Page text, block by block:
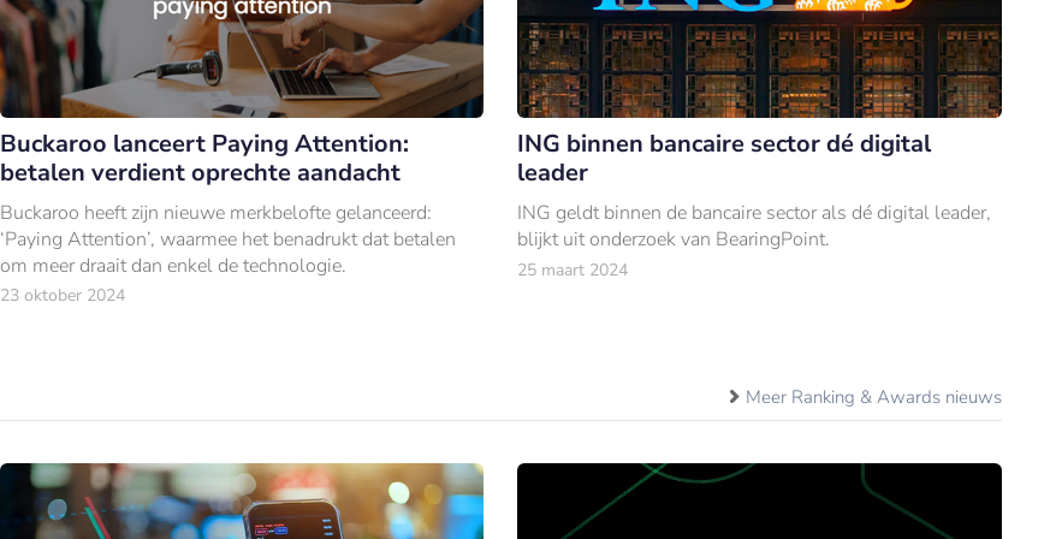
Buckaroo lanceert Paying Attention:
betalen verdient oprechte aandacht
Buckaroo heeft zijn nieuwe merkbelofte gelanceerd:
‘Paying Attention’, waarmee het benadrukt dat betalen
om meer draait dan enkel de technologie.
23 oktober 2024
ING binnen bancaire sector dé digital
leader
ING geldt binnen de bancaire sector als dé digital leader,
blijkt uit onderzoek van BearingPoint.
25 maart 2024
Meer Ranking & Awards nieuws